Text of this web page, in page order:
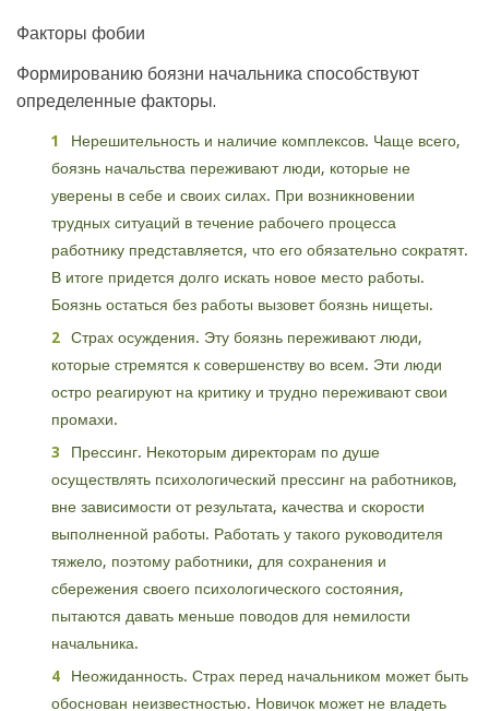
Факторы фобии
Формированию боязни начальника способствуют
определенные факторы.
Нерешительность и наличие комплексов. Чаще всего,
боязнь начальства переживают люди, которые не
уверены в себе и своих силах. При возникновении
трудных ситуаций в течение рабочего процесса
работнику представляется, что его обязательно сократят.
В итоге придется долго искать новое место работы.
Боязнь остаться без работы вызовет боязнь нищеты.
Страх осуждения. Эту боязнь переживают люди,
которые стремятся к совершенству во всем. Эти люди
остро реагируют на критику и трудно переживают свои
промахи.
Прессинг. Некоторым директорам по душе
осуществлять психологический прессинг на работников,
вне зависимости от результата, качества и скорости
выполненной работы. Работать у такого руководителя
тяжело, поэтому работники, для сохранения и
сбережения своего психологического состояния,
пытаются давать меньше поводов для немилости
начальника.
Неожиданность. Страх перед начальником может быть
обоснован неизвестностью. Новичок может не владеть